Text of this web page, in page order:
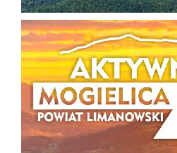
Aktywna Mogielica